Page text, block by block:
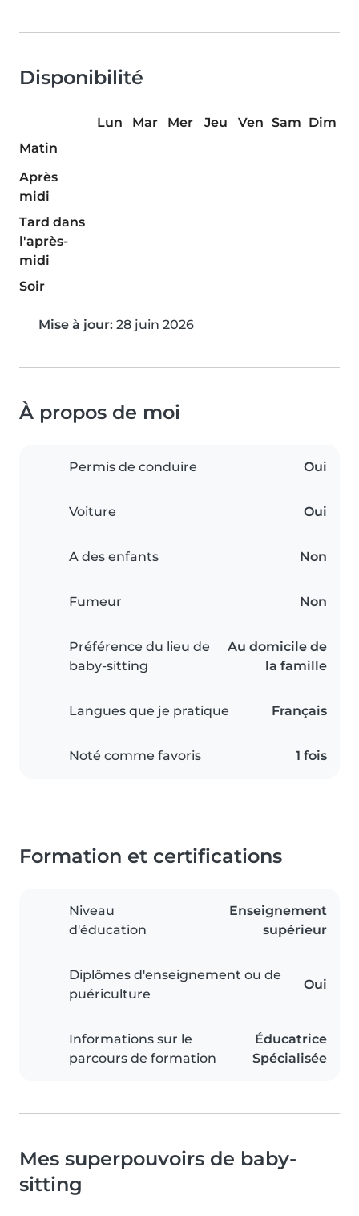
Disponibilité
Lun Mar Mer Jeu Ven Sam Dim
Matin
Après
midi
Tard dans
l'après-
midi
Soir
Mise à jour: 28 juin 2026
À propos de moi
Permis de conduire Oui
Voiture Oui
A des enfants Non
Fumeur Non
Préférence du lieu de
baby-sitting
Au domicile de
la famille
Langues que je pratique Français
Noté comme favoris 1 fois
Formation et certifications
Niveau
d'éducation
Enseignement
supérieur
Diplômes d'enseignement ou de
puériculture
Oui
Informations sur le
parcours de formation
Éducatrice
Spécialisée
Mes superpouvoirs de baby-
sitting